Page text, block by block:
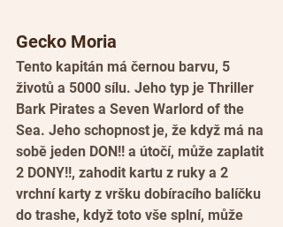
Gecko Moria
Tento kapitán má černou barvu, 5
životů a 5000 sílu. Jeho typ je Thriller
Bark Pirates a Seven Warlord of the
Sea. Jeho schopnost je, že když má na
sobě jeden DON!! a útočí, může zaplatit
2 DONY!!, zahodit kartu z ruky a 2
vrchní karty z vršku dobíracího balíčku
do trashe, když toto vše splní, může